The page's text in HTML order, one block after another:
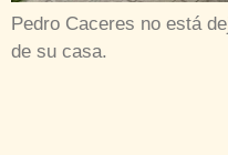
Pedro Caceres no está
de su casa.